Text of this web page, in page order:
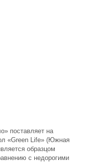
поставляет на
«Green Life» (Южная
образцом
с недорогими